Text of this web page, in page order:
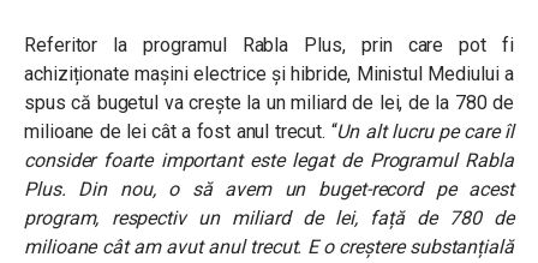
Referitor la programul Rabla Plus, prin care pot fi
achiziționate mașini electrice și hibride, Ministul Mediului a
spus că bugetul va crește la un miliard de lei, de la 780 de
milioane de lei cât a fost anul trecut. “Un alt lucru pe care îl
consider foarte important este legat de Programul Rabla
Plus. Din nou, o să avem un buget-record pe acest
program, respectiv un miliard de lei, față de 780 de
milioane cât am avut anul trecut. E o creștere substanțială